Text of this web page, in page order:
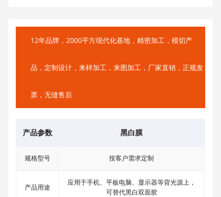
12年品牌，2000平方现代化基地，精密加工，模切产
品，定制设计，来样加工，来图加工，厂家直销，正规发
票，无缝售后
产品参数 黑白膜
规格型号 按客户需求定制
产品用途
应用于手机、平板电脑、显示器等背光源上，
可替代黑白双面胶